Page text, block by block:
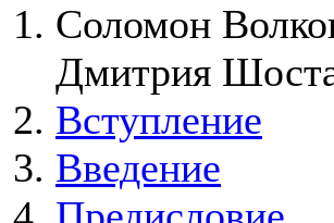
Соломон
Дмитрия
Вступление
Введение